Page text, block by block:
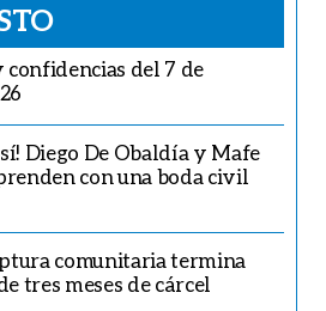
del 7 de
sí! Diego De Obaldía y Mafe
con una boda civil
comunitaria termina
tres meses de cárcel